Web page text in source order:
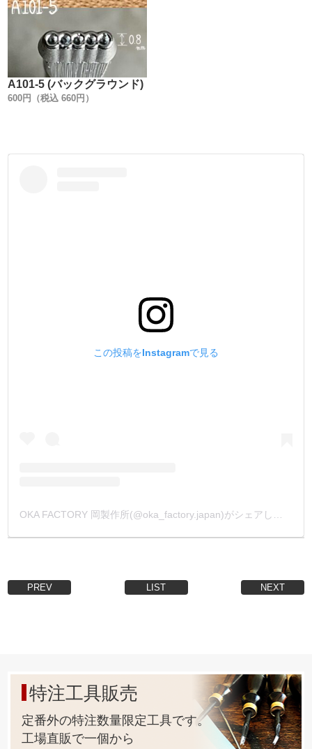
A101-5 (バックグラウンド)
600円（税込 660円）
この投稿をInstagramで見る
OKA FACTORY 岡製作所(@oka_factory.japan)がシェアした投稿
PREV LIST NEXT
特注工具販売
定番外の特注数量限定工具です。
工場直販で一個から